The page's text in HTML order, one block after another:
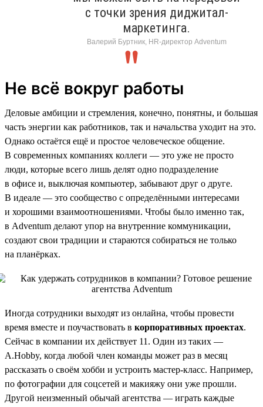
с точки зрения диджитал-
маркетинга.
Валерий Буртник, HR-директор Adventum
Не всё вокруг работы
Деловые амбиции и стремления, конечно, понятны, и большая
часть энергии как работников, так и начальства уходит на это.
Однако остаётся ещё и простое человеческое общение.
В современных компаниях коллеги — это уже не просто
люди, которые всего лишь делят одно подразделение
в офисе и, выключая компьютер, забывают друг о друге.
В идеале — это сообщество с определёнными интересами
и хорошими взаимоотношениями. Чтобы было именно так,
в Adventum делают упор на внутренние коммуникации,
создают свои традиции и стараются собираться не только
на планёрках.
Иногда сотрудники выходят из онлайна, чтобы провести
время вместе и поучаствовать в корпоративных проектах.
Сейчас в компании их действует 11. Один из таких —
A.Hobby, когда любой член команды может раз в месяц
рассказать о своём хобби и устроить мастер-класс. Например,
по фотографии для соцсетей и макияжу они уже прошли.
Другой неизменный обычай агентства — играть каждые